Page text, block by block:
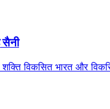
विकसित भारत और